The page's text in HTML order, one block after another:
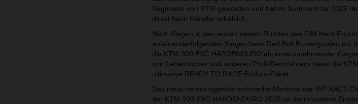
Segments von KTM geworden und hat im Sortiment für 2025
direkt beim Händler erhältlich.
Nach Siegen in den ersten beiden Runden des FIM Hard
aufeinanderfolgenden Siegen beim Red Bull Erzbergrodeo mit
die KTM 300 EXC HARDENDURO als ernstzunehmender
von Lettenbichler und anderen Profi-Rennfahrern bietet die
ultimative READY TO RACE-Enduro-Paket.
Das neue herausragende technische Merkmal der WP XACT-
der KTM 300 EXC HARDENDURO 2025 ist die innovative